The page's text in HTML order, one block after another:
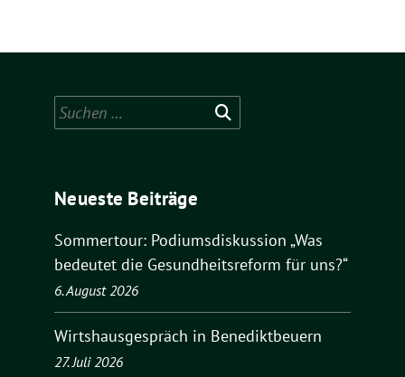
Suchen
nach:
Neueste Beiträge
Sommertour: Podiumsdiskussion „Was
bedeutet die Gesundheitsreform für uns?“
6. August 2026
Wirtshausgespräch in Benediktbeuern
27. Juli 2026